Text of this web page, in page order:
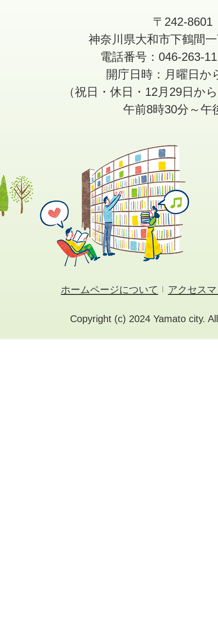
〒242-8601
神奈川県大和市下鶴間
電話番号：046-263-
開庁日時：月曜日か
（祝日・休日・12月29日か
午前8時30分～午
ホームページについて アクセス
Copyright (c) 2024 Yamato city.